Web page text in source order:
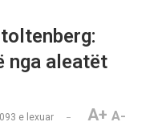
nga aleatët
e lexuar A+ A-